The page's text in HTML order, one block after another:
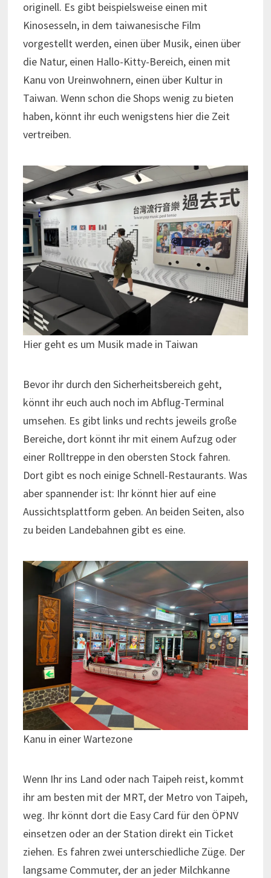
originell. Es gibt beispielsweise einen mit
Kinosesseln, in dem taiwanesische Film
vorgestellt werden, einen über Musik, einen über
die Natur, einen Hallo-Kitty-Bereich, einen mit
Kanu von Ureinwohnern, einen über Kultur in
Taiwan. Wenn schon die Shops wenig zu bieten
haben, könnt ihr euch wenigstens hier die Zeit
vertreiben.
Hier geht es um Musik made in Taiwan
Bevor ihr durch den Sicherheitsbereich geht,
könnt ihr euch auch noch im Abflug-Terminal
umsehen. Es gibt links und rechts jeweils große
Bereiche, dort könnt ihr mit einem Aufzug oder
einer Rolltreppe in den obersten Stock fahren.
Dort gibt es noch einige Schnell-Restaurants. Was
aber spannender ist: Ihr könnt hier auf eine
Aussichtsplattform geben. An beiden Seiten, also
zu beiden Landebahnen gibt es eine.
Kanu in einer Wartezone
Wenn Ihr ins Land oder nach Taipeh reist, kommt
ihr am besten mit der MRT, der Metro von Taipeh,
weg. Ihr könnt dort die Easy Card für den ÖPNV
einsetzen oder an der Station direkt ein Ticket
ziehen. Es fahren zwei unterschiedliche Züge. Der
langsame Commuter, der an jeder Milchkanne